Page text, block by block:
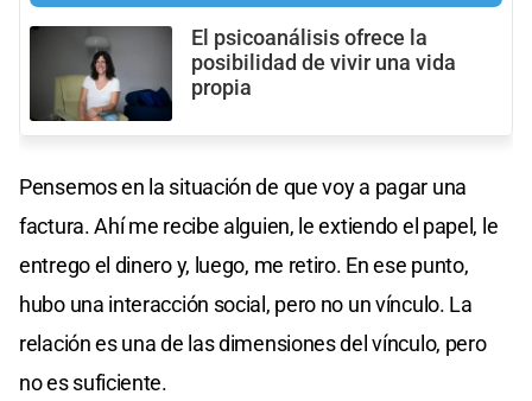
El psicoanálisis ofrece la
posibilidad de vivir una vida
propia
Pensemos en la situación de que voy a pagar una
factura. Ahí me recibe alguien, le extiendo el papel, le
entrego el dinero y, luego, me retiro. En ese punto,
hubo una interacción social, pero no un vínculo. La
relación es una de las dimensiones del vínculo, pero
no es suficiente.